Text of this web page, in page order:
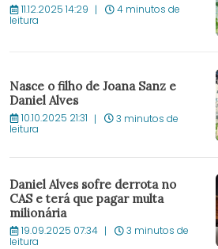
11.12.2025 14:29 4 minutos de
leitura
Nasce o filho de Joana Sanz e
Daniel Alves
10.10.2025 21:31 3 minutos de
leitura
Daniel Alves sofre derrota no
CAS e terá que pagar multa
milionária
19.09.2025 07:34 3 minutos de
leitura